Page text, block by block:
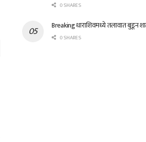
0 SHARES
Breaking धाराशिवमध्ये तलावात बुडून
0 SHARES